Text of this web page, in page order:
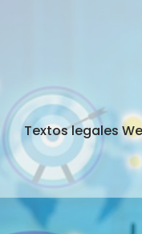
Textos legales